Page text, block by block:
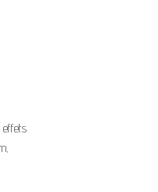
effets